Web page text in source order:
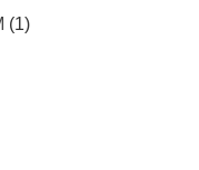
(1)